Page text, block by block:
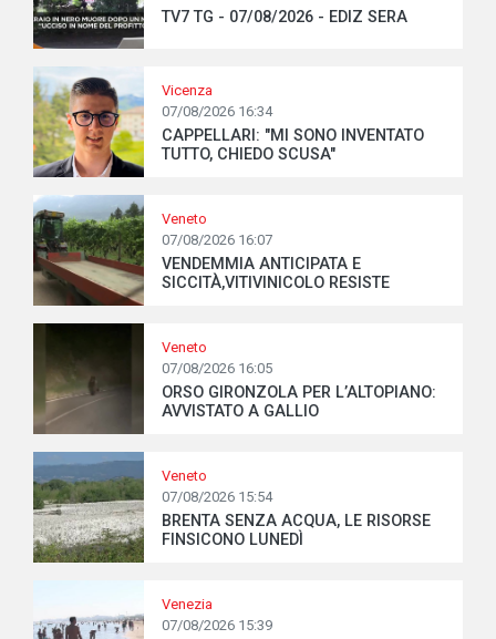
TV7 TG - 07/08/2026 - EDIZ SERA
Vicenza
07/08/2026 16:34
CAPPELLARI: "MI SONO INVENTATO
TUTTO, CHIEDO SCUSA"
Veneto
07/08/2026 16:07
VENDEMMIA ANTICIPATA E
SICCITÀ,VITIVINICOLO RESISTE
Veneto
07/08/2026 16:05
ORSO GIRONZOLA PER L’ALTOPIANO:
AVVISTATO A GALLIO
Veneto
07/08/2026 15:54
BRENTA SENZA ACQUA, LE RISORSE
FINSICONO LUNEDÌ
Venezia
07/08/2026 15:39